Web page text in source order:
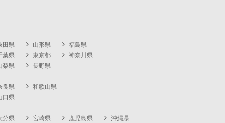
田県 山形県
福島県
葉県
東京都
神奈川県
梨県
長野県
良県
和歌山県
口県
分県 宮崎県 鹿児島県 沖縄県